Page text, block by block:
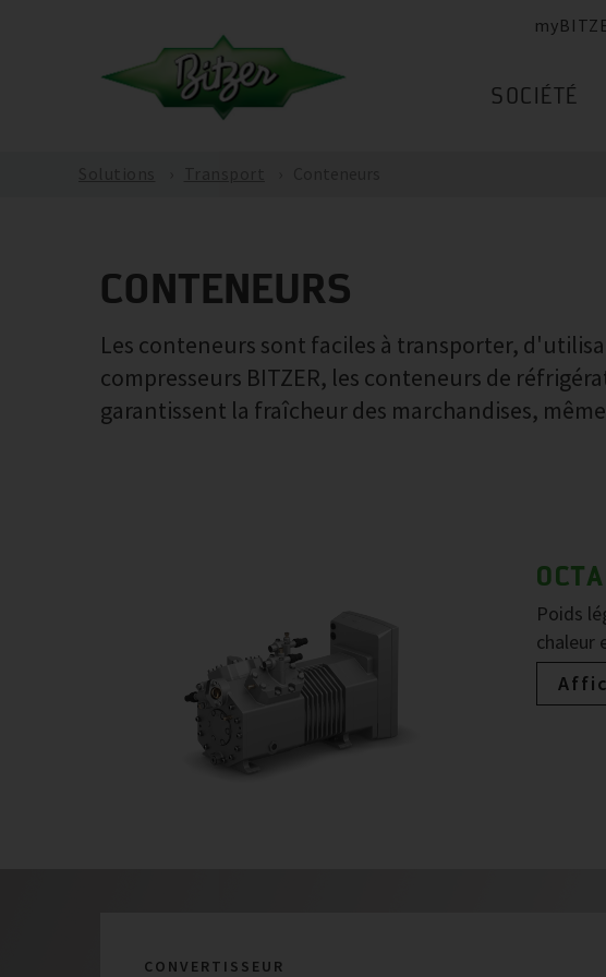
SOCIÉTÉ
CONTENEURS
Les conteneurs sont faciles à transporter,
compresseurs BITZER, les conteneurs de
garantissent la fraîcheur des marchandises,
Poids
chaleur
CONVERTISSEUR